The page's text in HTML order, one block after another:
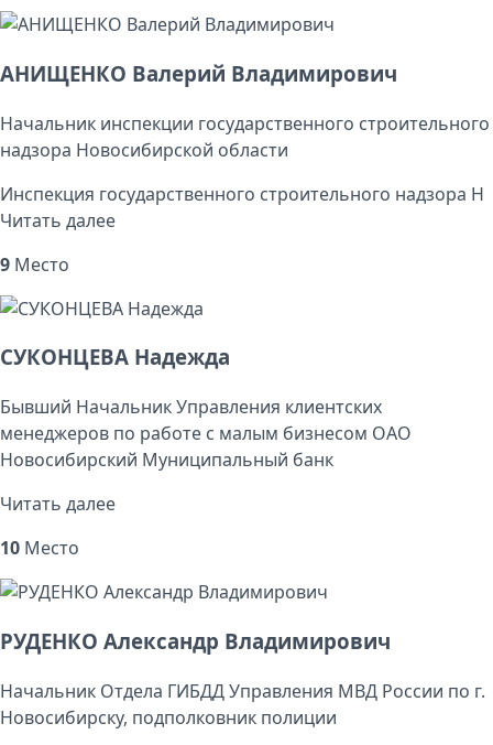
АНИЩЕНКО Валерий Владимирович
Начальник инспекции государственного строительного
надзора Новосибирской области
Инспекция государственного строительного надзора Н
Читать далее
9 Место
СУКОНЦЕВА Надежда
Бывший Начальник Управления клиентских
менеджеров по работе с малым бизнесом ОАО
Новосибирский Муниципальный банк
Читать далее
10 Место
РУДЕНКО Александр Владимирович
Начальник Отдела ГИБДД Управления МВД России по г.
Новосибирску, подполковник полиции